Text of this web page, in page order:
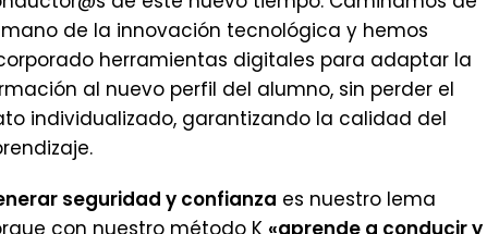
de la innovación tecnológica y hemos
herramientas digitales para adaptar la
al nuevo perfil del alumno, sin perder el
individualizado, garantizando la calidad del
seguridad y confianza es nuestro lema
con nuestro método K «aprende a conducir y